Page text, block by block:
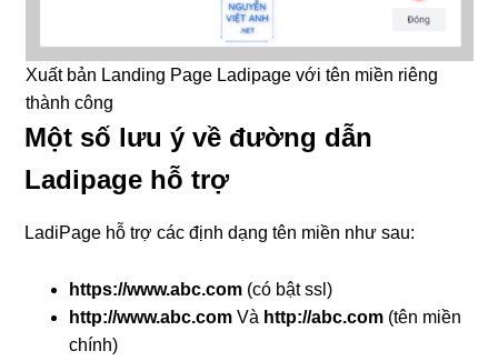
Xuất bản Landing Page Ladipage với tên miền riêng
thành công
Một số lưu ý về đường dẫn
Ladipage hỗ trợ
LadiPage hỗ trợ các định dạng tên miền như sau:
https://www.abc.com (có bật ssl)
http://www.abc.com Và http://abc.com (tên miền
chính)